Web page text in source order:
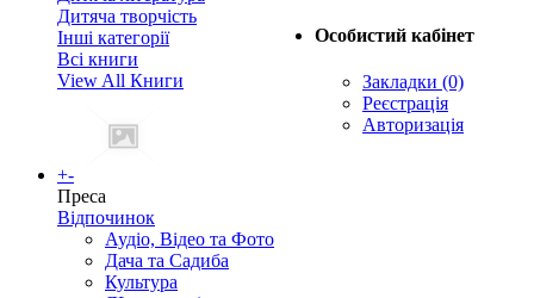
Дитяча творчість
Інші категорії
Всі книги
View All Книги
+-
Преса
Відпочинок
Аудіо, Відео та Фото
Дача та Садиба
Культура
Особистий кабінет
Закладки (0)
Реєстрація
Авторизація